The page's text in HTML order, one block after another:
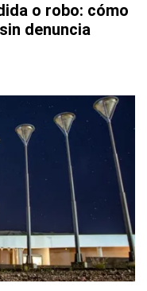
o robo: cómo
denuncia